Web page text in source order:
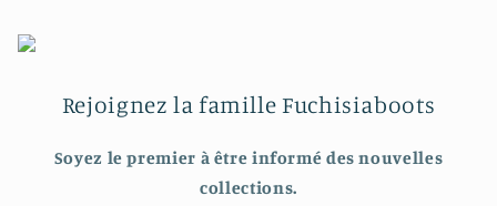
Rejoignez la famille Fuchisiaboots
Soyez le premier à être informé des nouvelles
collections.